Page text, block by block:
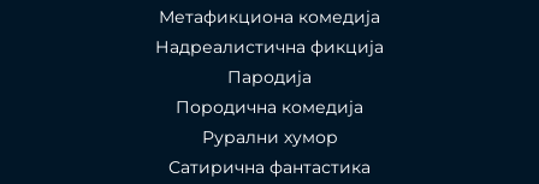
Метафикциона комедија
Надреалистична фикција
Пародија
Породична комедија
Рурални хумор
Сатирична фантастика